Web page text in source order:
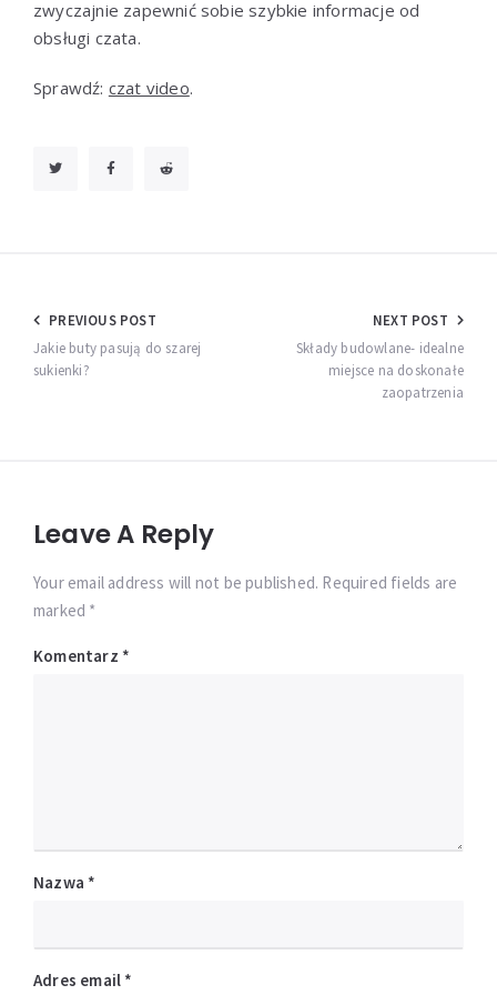
zwyczajnie zapewnić sobie szybkie informacje od
obsługi czata.
Sprawdź: czat video.
Nawigacja
wpisu
PREVIOUS POST
Jakie buty pasują do szarej
sukienki?
NEXT POST
Składy budowlane- idealne
miejsce na doskonałe
zaopatrzenia
Leave A Reply
Your email address will not be published. Required fields are
marked *
Komentarz *
Nazwa *
Adres email *